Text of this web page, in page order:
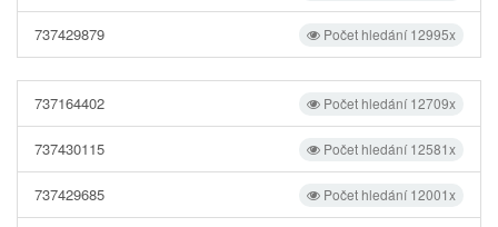
Počet hledání 12995x
737429879
Počet hledání 12709x
737164402
Počet hledání 12581x
737430115
Počet hledání 12001x
737429685